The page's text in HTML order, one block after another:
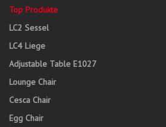
Top Produkte
LC2 Sessel
LC4 Liege
Adjustable Table E1027
Lounge Chair
Cesca Chair
Egg Chair